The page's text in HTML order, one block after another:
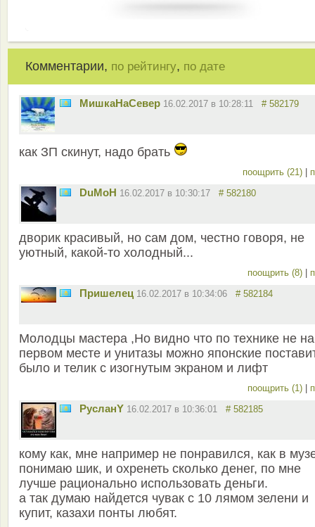
Комментарии, по рейтингу, по дате
МишкаНаСевер 16.02.2017 в 10:28:11 # 582179
как ЗП скинут, надо брать
поощрить (21)
DuMoH 16.02.2017 в 10:30:17 # 582180
дворик красивый, но сам дом, честно говоря, не
уютный, какой-то холодный...
поощрить (8)
Пришелец 16.02.2017 в 10:34:06 # 582184
Молодцы мастера ,Но видно что по технике не на
первом месте и унитазы можно японские
было и телик с изогнутым экраном и лифт
поощрить (1)
РусланY 16.02.2017 в 10:36:01 # 582185
кому как, мне например не понравился, как в
понимаю шик, и охренеть сколько денег, по мне
лучше рационально использовать деньги.
а так думаю найдется чувак с 10 лямом зелени и
купит, казахи понты любят.